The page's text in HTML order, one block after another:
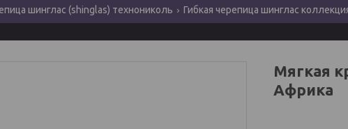
шинглас (shinglas) технониколь Гибкая черепица шинглас
Мягкая
Африка